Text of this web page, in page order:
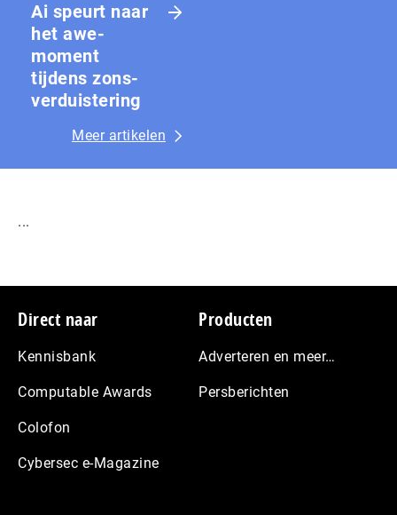
Ai speurt naar
het awe-
moment
tijdens zons­
ver­duis­te­ring
Meer artikelen
...
Footer
Direct naar
Kennisbank
Computable Awards
Colofon
Cybersec e-Magazine
Producten
Adverteren en meer…
Persberichten